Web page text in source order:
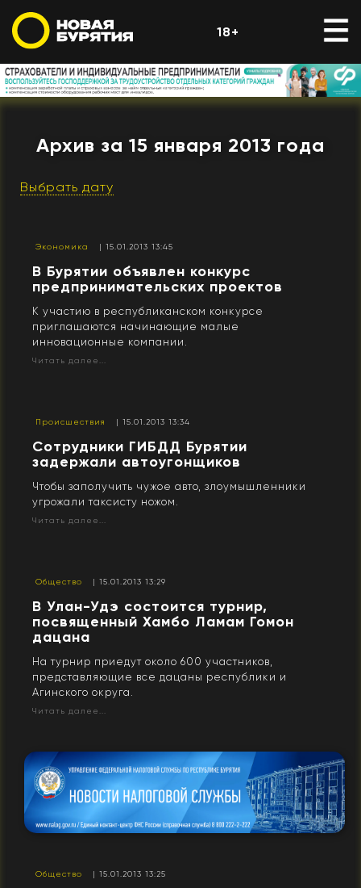
18+
Архив за 15 января 2013 года
Выбрать дату
Экономика | 15.01.2013 13:45
В Бурятии объявлен конкурс
предпринимательских проектов
К участию в республиканском конкурсе
приглашаются начинающие малые
инновационные компании.
Читать далее...
Происшествия | 15.01.2013 13:34
Сотрудники ГИБДД Бурятии
задержали автоугонщиков
Чтобы заполучить чужое авто, злоумышленники
угрожали таксисту ножом.
Читать далее...
Общество | 15.01.2013 13:29
В Улан-Удэ состоится турнир,
посвященный Хамбо Ламам Гомон
дацана
На турнир приедут около 600 участников,
представляющие все дацаны республики и
Агинского округа.
Читать далее...
Общество | 15.01.2013 13:25